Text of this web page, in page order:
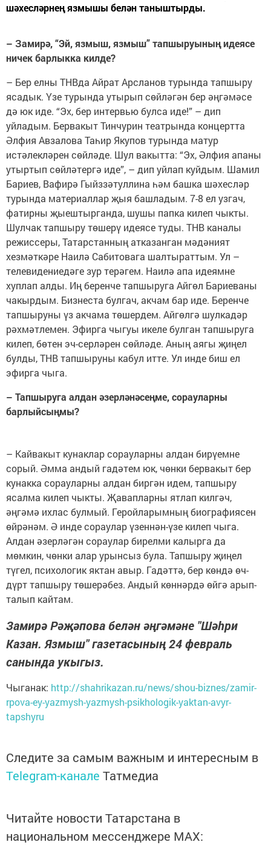
шәхесләрнең язмышы белән таныштырды.
– Замирә, “Эй, язмыш, язмыш” тапшыруының идеясе
ничек барлыкка килде?
– Бер елны ТНВда Айрат Арсланов турында тапшыру
ясадык. Үзе турында утырып сөйләгән бер әңгәмәсе
дә юк иде. “Эх, бер интервью булса иде!” – дип
уйладым. Бервакыт Тинчурин театрында концертта
Әлфия Авзалова Таһир Якупов турында матур
истәлекләрен сөйләде. Шул вакытта: “Эх, Әлфия апаны
утыртып сөйләтергә иде”, – дип уйлап куйдым. Шамил
Бариев, Вафирә Гыйззәтуллина һәм башка шәхесләр
турында материаллар җыя башладым. 7-8 ел узгач,
фатирны җыештырганда, шушы папка килеп чыкты.
Шулчак тапшыру төшерү идеясе туды. ТНВ каналы
режиссеры, Татарстанның атказанган мәдәният
хезмәткәре Наилә Сабитовага шалтыраттым. Ул –
телевидениедәге зур терәгем. Наилә апа идеямне
хуплап алды. Иң беренче тапшыруга Айгөл Бариеваны
чакырдым. Бизнеста булгач, акчам бар иде. Беренче
тапшыруны үз акчама төшердем. Айгөлгә шулкадәр
рәхмәтлемен. Эфирга чыгуы икеле булган тапшыруга
килеп, бөтен эч-серләрен сөйләде. Аның аягы җиңел
булды, ТНВ тапшыруны кабул итте. Ул инде биш ел
эфирга чыга.
– Тапшыруга алдан әзерләнәсеңме, сорауларны
барлыйсыңмы?
– Кайвакыт кунаклар сорауларны алдан бирүемне
сорый. Әмма андый гадәтем юк, чөнки бервакыт бер
кунакка сорауларны алдан биргән идем, тапшыру
ясалма килеп чыкты. Җавапларны ятлап килгәч,
әңгәмә ихлас булмый. Геройларымның биографиясен
өйрәнәм. Ә инде сораулар үзеннән-үзе килеп чыга.
Алдан әзерләгән сораулар бирелми калырга да
мөмкин, чөнки алар урынсыз була. Тапшыру җиңел
түгел, психологик яктан авыр. Гадәттә, бер көндә өч-
дүрт тапшыру төшерәбез. Андый көннәрдә өйгә арып-
талып кайтам.
Замирә Рәҗәпова белән әңгәмәне "Шәһри
Казан. Язмыш" газетасының 24 февраль
санында укыгыз.
Чыганак: http://shahrikazan.ru/news/shou-biznes/zamir-
rpova-ey-yazmysh-yazmysh-psikhologik-yaktan-avyr-
tapshyru
Следите за самым важным и интересным в
Telegram-канале Татмедиа
Читайте новости Татарстана в
национальном мессенджере MАХ: